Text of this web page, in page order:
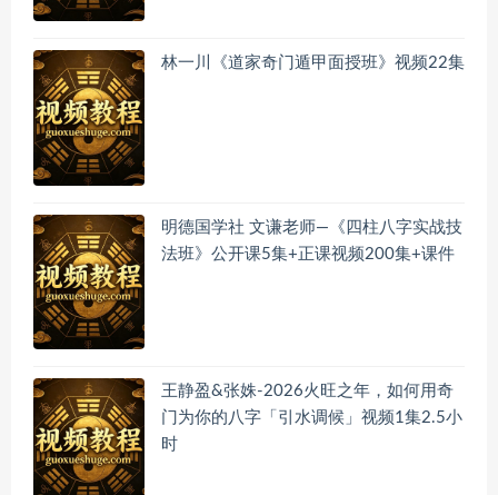
林一川《道家奇门遁甲面授班》视频22集
明德国学社 文谦老师—《四柱八字实战技
法班》公开课5集+正课视频200集+课件
王静盈&张姝-2026火旺之年，如何用奇
门为你的八字「引水调候」视频1集2.5小
时